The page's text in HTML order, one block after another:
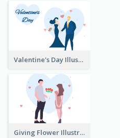
Valentine's Day Illustration
Giving Flower Illustration